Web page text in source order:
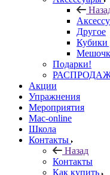
Другое
Кубики
Подарки!
Акции
Упражнения
Мероприятия
Mac-online
Школа
Контакты
Назад
Контакты
Как купить